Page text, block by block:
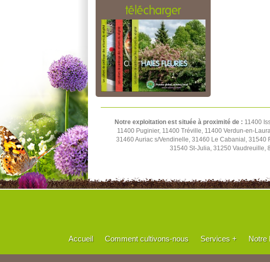
télécharger
Notre exploitation est située à proximité de : 11400
11400 Puginier, 11400 Tréville, 11400 Verdun-en-
31460 Auriac s/Vendinelle, 31460 Le Cabanial,
31540 St-Julia, 31250 Vaudreuille,
Accueil Comment cultivons-nous Services + Notre